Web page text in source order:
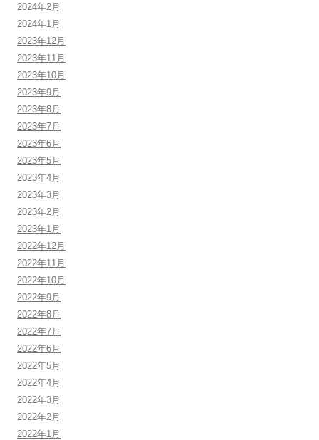
2024年2月
2024年1月
2023年12月
2023年11月
2023年10月
2023年9月
2023年8月
2023年7月
2023年6月
2023年5月
2023年4月
2023年3月
2023年2月
2023年1月
2022年12月
2022年11月
2022年10月
2022年9月
2022年8月
2022年7月
2022年6月
2022年5月
2022年4月
2022年3月
2022年2月
2022年1月